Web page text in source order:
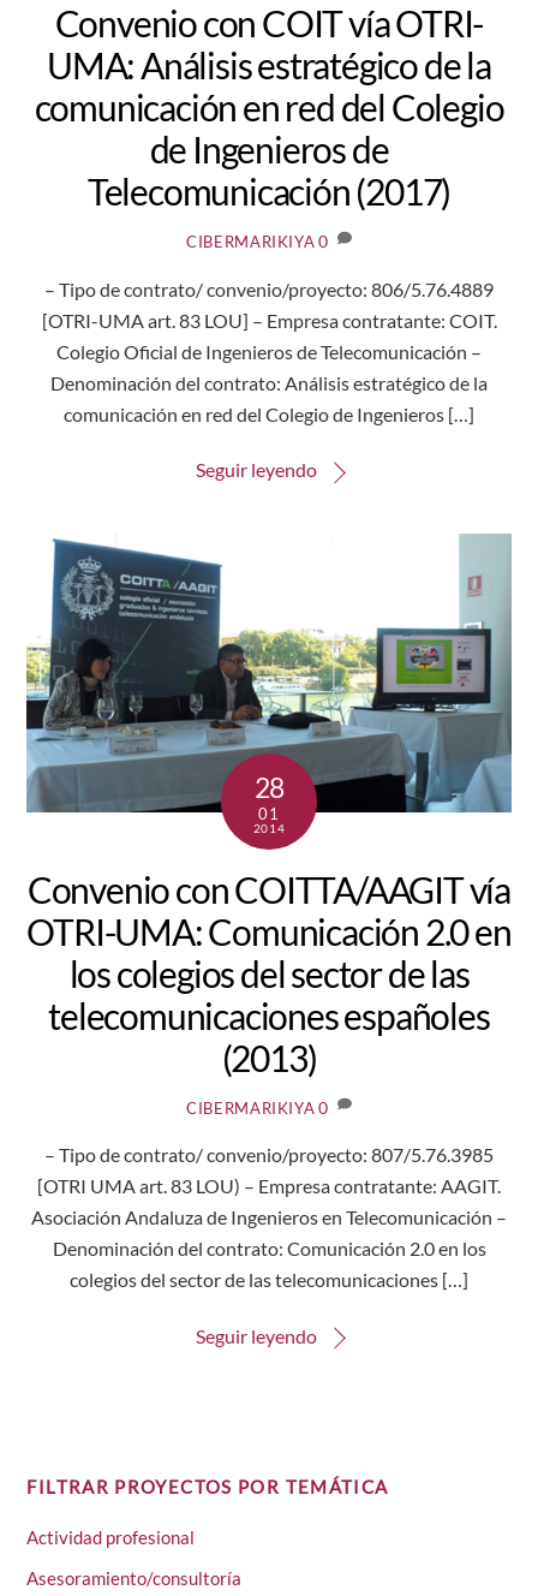
Convenio con COIT vía OTRI-
UMA: Análisis estratégico de la
comunicación en red del Colegio
de Ingenieros de
Telecomunicación (2017)
CIBERMARIKIYA 0
– Tipo de contrato/ convenio/proyecto: 806/5.76.4889
[OTRI-UMA art. 83 LOU] – Empresa contratante: COIT.
Colegio Oficial de Ingenieros de Telecomunicación –
Denominación del contrato: Análisis estratégico de la
comunicación en red del Colegio de Ingenieros […]
Seguir leyendo
28
01
2014
Convenio con COITTA/AAGIT vía
OTRI-UMA: Comunicación 2.0 en
los colegios del sector de las
telecomunicaciones españoles
(2013)
CIBERMARIKIYA 0
– Tipo de contrato/ convenio/proyecto: 807/5.76.3985
[OTRI UMA art. 83 LOU) – Empresa contratante: AAGIT.
Asociación Andaluza de Ingenieros en Telecomunicación –
Denominación del contrato: Comunicación 2.0 en los
colegios del sector de las telecomunicaciones […]
Seguir leyendo
FILTRAR PROYECTOS POR TEMÁTICA
Actividad profesional
Asesoramiento/consultoría